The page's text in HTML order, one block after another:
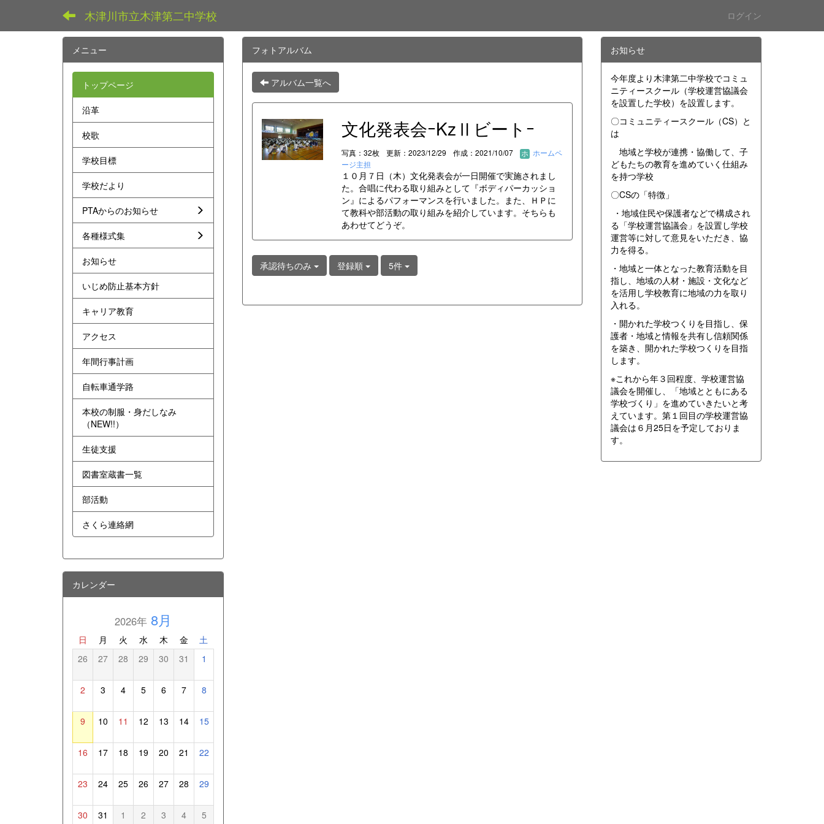
木津川市立木津第二中学校 ログイン
フォトアルバム
アルバム一覧へ
文化発表会ｰKzⅡビートｰ
写真：32枚 更新：2023/12/29 作成：2021/10/07
ホームペ
ージ主担
１０月７日（木）文化発表会が一日開催で実施されまし
た。合唱に代わる取り組みとして『ボディパーカッショ
ン』によるパフォーマンスを行いました。また、ＨＰに
て教科や部活動の取り組みを紹介しています。そちらも
あわせてどうぞ。
承認待ちのみ 登録順 5件
メニュー
トップページ
沿革
校歌
学校目標
学校だより
PTAからのお知らせ
各種様式集
お知らせ
いじめ防止基本方針
キャリア教育
アクセス
年間行事計画
自転車通学路
本校の制服・身だしなみ
（NEW!!）
生徒支援
図書室蔵書一覧
部活動
さくら連絡網
カレンダー
2026年8月
日 月 火 水 木 金 土
26 27 28 29 30 31 1
2 3 4 5 6 7 8
9 10 11 12 13 14 15
16 17 18 19 20 21 22
23 24 25 26 27 28 29
30 31 1 2 3 4 5
お知らせ
今年度より木津第二中学校でコミュ
ニティースクール（学校運営協議会
を設置した学校）を設置します。
〇コミュニティースクール（CS）と
は
地域と学校が連携・協働して、子
どもたちの教育を進めていく仕組み
を持つ学校
〇CSの「特徴」
・地域住民や保護者などで構成され
る「学校運営協議会」を設置し学校
運営等に対して意見をいただき、協
力を得る。
・地域と一体となった教育活動を目
指し、地域の人材・施設・文化など
を活用し学校教育に地域の力を取り
入れる。
・開かれた学校つくりを目指し、保
護者・地域と情報を共有し信頼関係
を築き、開かれた学校つくりを目指
します。
※これから年３回程度、学校運営協
議会を開催し、「地域とともにある
学校づくり」を進めていきたいと考
えています。第１回目の学校運営協
議会は６月25日を予定しておりま
す。